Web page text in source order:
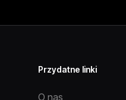
Przydatne linki
O nas